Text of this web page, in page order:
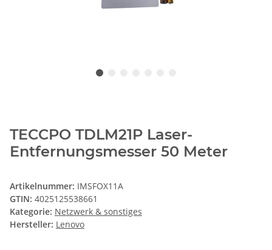
TECCPO TDLM21P Laser-
Entfernungsmesser 50 Meter
Artikelnummer: IMSFOX11A
GTIN: 4025125538661
Kategorie: Netzwerk & sonstiges
Hersteller: Lenovo